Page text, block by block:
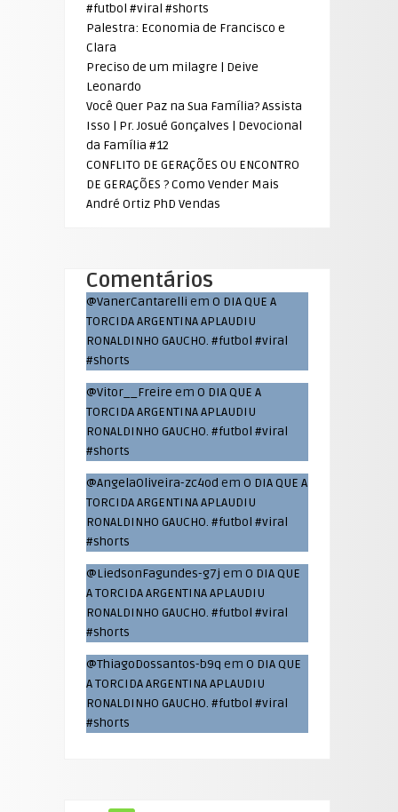
#futbol #viral #shorts
Palestra: Economia de Francisco e
Clara
Preciso de um milagre | Deive
Leonardo
Você Quer Paz na Sua Família? Assista
Isso | Pr. Josué Gonçalves | Devocional
da Família #12
CONFLITO DE GERAÇÕES OU ENCONTRO
DE GERAÇÕES ? Como Vender Mais
André Ortiz PhD Vendas
Comentários
@VanerCantarelli em O DIA QUE A
TORCIDA ARGENTINA APLAUDIU
RONALDINHO GAUCHO. #futbol #viral
#shorts
@Vitor__Freire em O DIA QUE A
TORCIDA ARGENTINA APLAUDIU
RONALDINHO GAUCHO. #futbol #viral
#shorts
@AngelaOliveira-zc4od em O DIA QUE A
TORCIDA ARGENTINA APLAUDIU
RONALDINHO GAUCHO. #futbol #viral
#shorts
@LiedsonFagundes-g7j em O DIA QUE
A TORCIDA ARGENTINA APLAUDIU
RONALDINHO GAUCHO. #futbol #viral
#shorts
@ThiagoDossantos-b9q em O DIA QUE
A TORCIDA ARGENTINA APLAUDIU
RONALDINHO GAUCHO. #futbol #viral
#shorts